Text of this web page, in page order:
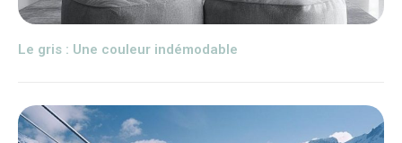
Le gris : Une couleur indémodable